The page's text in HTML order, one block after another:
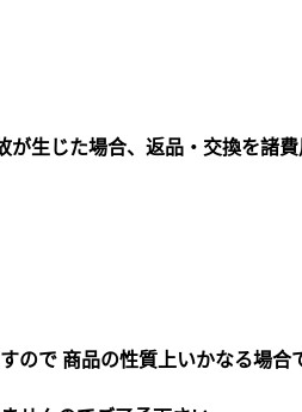
生じた場合、返品・交換を諸費
で 商品の性質上いかなる場合